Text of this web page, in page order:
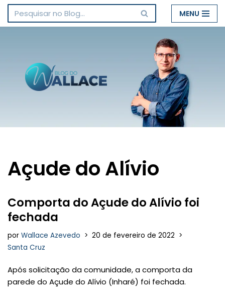
Pular
conteúdo
MENU
Açude do Alívio
Comporta do Açude do Alívio foi
fechada
por Wallace Azevedo
20 de fevereiro de 2022
Santa Cruz
Após solicitação da comunidade, a comporta da
parede do Açude do Alívio (Inharé) foi fechada.